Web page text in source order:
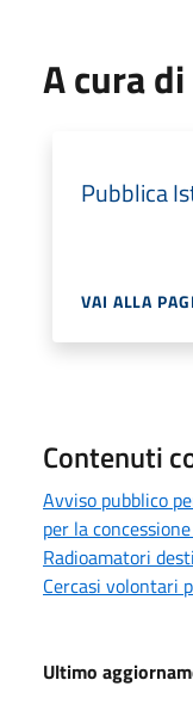
A cura di
Pubblica
VAI ALLA
Contenuti
Avviso pubblico
per la
Radioamatori
Cercasi volontari
Ultimo